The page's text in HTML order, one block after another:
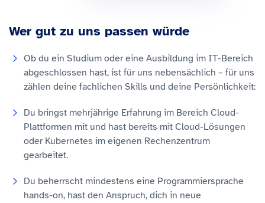
Wer gut zu uns passen würde
Ob du ein Studium oder eine Ausbildung im IT-Bereich
abgeschlossen hast, ist für uns nebensächlich – für uns
zählen deine fachlichen Skills und deine Persönlichkeit:
Du bringst mehrjährige Erfahrung im Bereich Cloud-
Plattformen mit und hast bereits mit Cloud-Lösungen
oder Kubernetes im eigenen Rechenzentrum
gearbeitet.
Du beherrscht mindestens eine Programmiersprache
hands-on, hast den Anspruch, dich in neue